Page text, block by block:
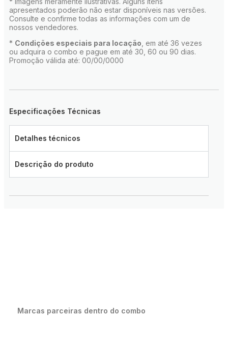
apresentados poderão não estar disponíveis nas versões.
Consulte e confirme todas as informações com um de
nossos vendedores.
* Condições especiais para locação , em até 36 vezes
ou adquira o combo e pague em até 30, 60 ou 90 dias.
Promoção válida até: 00/00/0000
Especificações Técnicas
Detalhes técnicos
Descrição do produto
Marcas parceiras dentro do combo